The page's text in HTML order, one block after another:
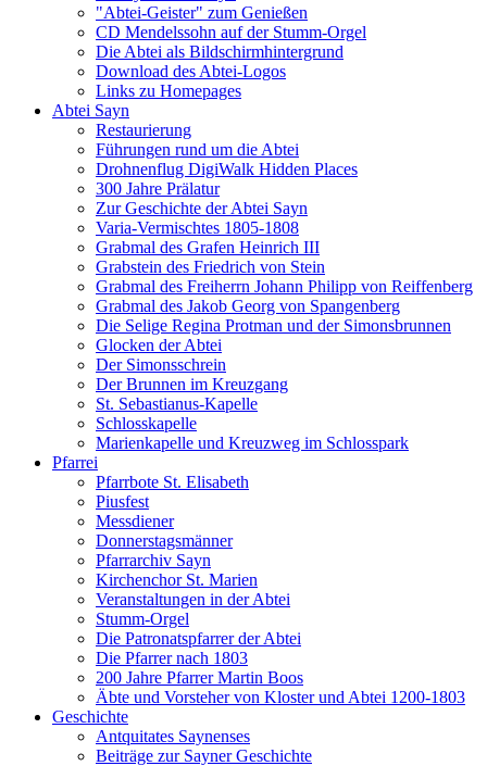
"Abtei-Geister" zum Genießen
CD Mendelssohn auf der Stumm-Orgel
Die Abtei als Bildschirmhintergrund
Download des Abtei-Logos
Links zu Homepages
Abtei Sayn
Restaurierung
Führungen rund um die Abtei
Drohnenflug DigiWalk Hidden Places
300 Jahre Prälatur
Zur Geschichte der Abtei Sayn
Varia-Vermischtes 1805-1808
Grabmal des Grafen Heinrich III
Grabstein des Friedrich von Stein
Grabmal des Freiherrn Johann Philipp von Reiffenberg
Grabmal des Jakob Georg von Spangenberg
Die Selige Regina Protman und der Simonsbrunnen
Glocken der Abtei
Der Simonsschrein
Der Brunnen im Kreuzgang
St. Sebastianus-Kapelle
Schlosskapelle
Marienkapelle und Kreuzweg im Schlosspark
Pfarrei
Pfarrbote St. Elisabeth
Piusfest
Messdiener
Donnerstagsmänner
Pfarrarchiv Sayn
Kirchenchor St. Marien
Veranstaltungen in der Abtei
Stumm-Orgel
Die Patronatspfarrer der Abtei
Die Pfarrer nach 1803
200 Jahre Pfarrer Martin Boos
Äbte und Vorsteher von Kloster und Abtei 1200-1803
Geschichte
Antquitates Saynenses
Beiträge zur Sayner Geschichte